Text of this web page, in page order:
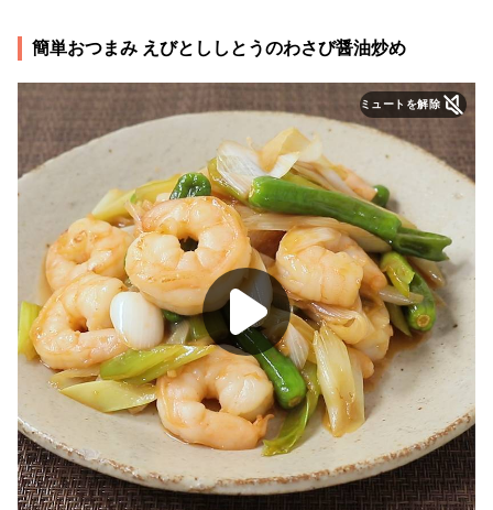
簡単おつまみ えびとししとうのわさび醤油炒め
ミュートを解除